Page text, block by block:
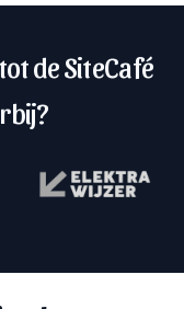
de SiteCafé